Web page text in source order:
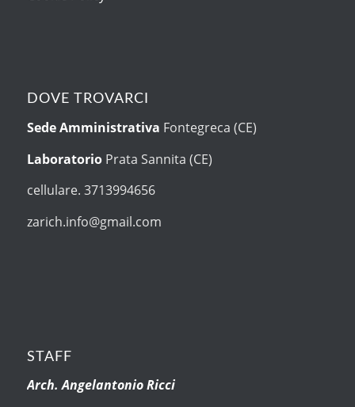
DOVE TROVARCI
Sede Amministrativa Fontegreca (CE)
Laboratorio Prata Sannita (CE)
cellulare. 3713994656
zarich.info@gmail.com
STAFF
Arch. Angelantonio Ricci